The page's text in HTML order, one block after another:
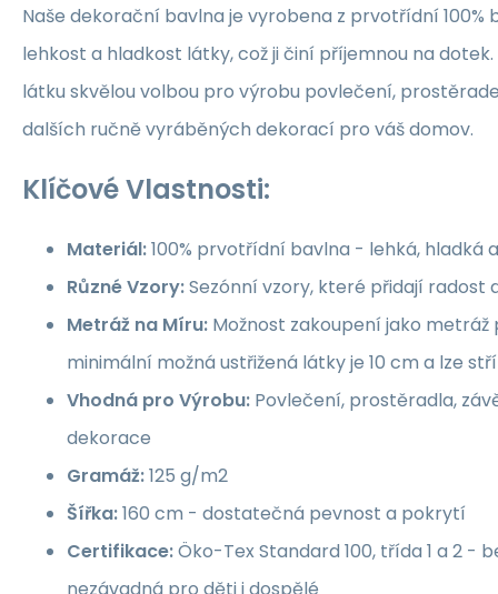
Naše dekorační bavlna je vyrobena z prvotřídní 100%
lehkost a hladkost látky, což ji činí příjemnou na
látku skvělou volbou pro výrobu povlečení,
dalších ručně vyráběných dekorací pro váš domov.
Klíčové Vlastnosti:
Materiál:100% prvotřídní bavlna - lehká, hladká
Různé Vzory:Sezónní vzory, které přidají radost
Metráž na Míru: Možnost zakoupení jako
minimální možná ustřižená látky je 10 cm a lze
Vhodná pro Výrobu: Povlečení, prostěradla,
dekorace
Gramáž:125 g/m2
Šířka:160 cm - dostatečná pevnost a pokrytí
Certifikace:Öko-Tex Standard 100, třída 1 a 2 -
nezávadná pro děti i dospělé